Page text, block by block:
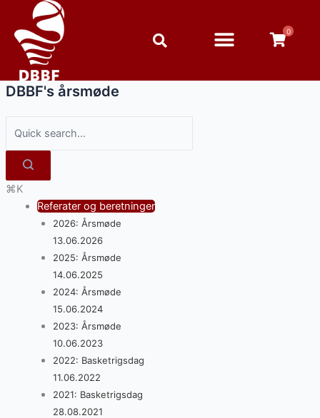
indholdet
0
DBBF's årsmøde
⌘K
Referater og beretninger
2026: Årsmøde
13.06.2026
2025: Årsmøde
14.06.2025
2024: Årsmøde
15.06.2024
2023: Årsmøde
10.06.2023
2022: Basketrigsdag
11.06.2022
2021: Basketrigsdag
28.08.2021
Doc
navigation